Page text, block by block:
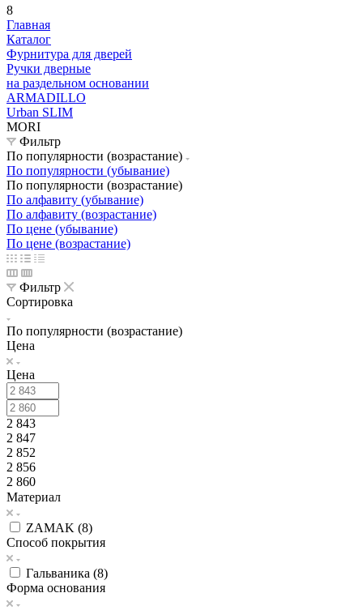
8
Главная
Каталог
Фурнитура для дверей
Ручки дверные
на раздельном основании
ARMADILLO
Urban SLIM
MORI
Фильтр
По популярности (возрастание)
По популярности (убывание)
По популярности (возрастание)
По алфавиту (убывание)
По алфавиту (возрастание)
По цене (убывание)
По цене (возрастание)
Фильтр
Сортировка
По популярности (возрастание)
Цена
Цена
2 843
2 847
2 852
2 856
2 860
Материал
ZAMAK (8)
Способ покрытия
Гальваника (8)
Форма основания